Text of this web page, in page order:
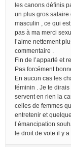
les canons définis
un plus gros
masculin , ce qui
pas à ma merci
l’aime nettement
commentaire .
Fin de l’apparté et
Pas forcément
En aucun cas les
féminin . Je te
servent en rien la
celles de femmes
entretenir et
l’émancipation
le droit de vote il y a